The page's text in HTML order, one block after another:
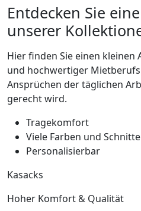
Entdecken Sie
unserer
Hier finden Sie einen
und hochwertiger
Ansprüchen der täglichen
gerecht wird.
Tragekomfort
Viele Farben und Schnitte
Personalisierbar
Kasacks
Hoher Komfort & Qualität